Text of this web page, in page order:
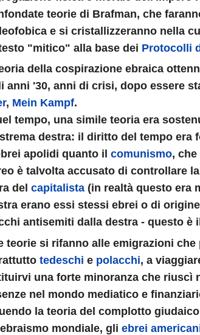
che c'è da sapere
teorie di Brafman, che
e si cristallizzeranno nella
"mitico" alla base dei Protocolli
della cospirazione ebraica
anni '30, anni di crisi, dopo essere
, Mein Kampf.
tempo, una simile teoria era
destra: il diritto del tempo era
apolidi quanto il comunismo,
è talvolta accusato di controllare
del capitalista (in realtà questo era
erano essi stessi ebrei o di
antisemiti dalla destra - questo è
teorie si rifanno alle emigrazioni
tedeschi e polacchi, a
una forte minoranza che riuscì
nel mondo mediatico e
la teoria del complotto
mondiale, gli ebrei